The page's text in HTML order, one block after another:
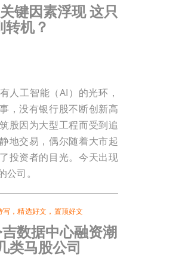
键因素浮现 这只
机？
人工智能（AI）的光环，
，没有银行股不断创新高
股因为大型工程而受到追
地交易，偶尔随着大市起
投资者的目光。今天出现
司。
写 ，精选好文 ， 置顶好文
数据中心融资潮
类马股公司